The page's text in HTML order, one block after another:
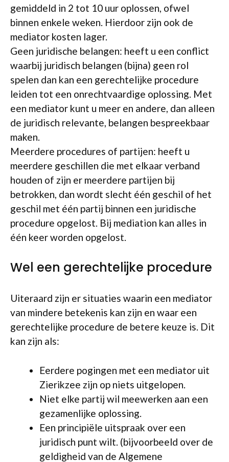
gemiddeld in 2 tot 10 uur oplossen, ofwel
binnen enkele weken. Hierdoor zijn ook de
mediator kosten lager.
Geen juridische belangen: heeft u een conflict
waarbij juridisch belangen (bijna) geen rol
spelen dan kan een gerechtelijke procedure
leiden tot een onrechtvaardige oplossing. Met
een mediator kunt u meer en andere, dan alleen
de juridisch relevante, belangen bespreekbaar
maken.
Meerdere procedures of partijen: heeft u
meerdere geschillen die met elkaar verband
houden of zijn er meerdere partijen bij
betrokken, dan wordt slecht één geschil of het
geschil met één partij binnen een juridische
procedure opgelost. Bij mediation kan alles in
één keer worden opgelost.
Wel een gerechtelijke procedure
Uiteraard zijn er situaties waarin een mediator
van mindere betekenis kan zijn en waar een
gerechtelijke procedure de betere keuze is. Dit
kan zijn als:
Eerdere pogingen met een mediator uit
Zierikzee zijn op niets uitgelopen.
Niet elke partij wil meewerken aan een
gezamenlijke oplossing.
Een principiële uitspraak over een
juridisch punt wilt. (bijvoorbeeld over de
geldigheid van de Algemene